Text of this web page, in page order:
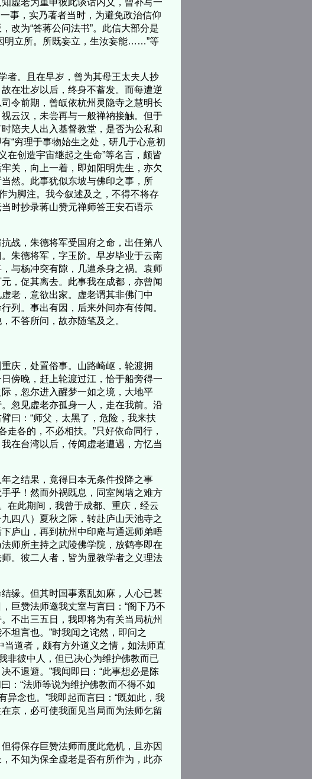
虚老为重申彼此谈话内义，曾补写一
事，实乃著者当时，为避免政治信仰
改为“答蒋公问法书”。此信大部分是
明立所。所既妄立，生汝妄能……”等
者。且在早岁，曾为其母王太夫人抄
在壮岁以后，终身不蓄发。而每遭逆
令前期，曾皈依杭州灵隐寺之慧明长
云汉，未尝再与一般禅衲接触。但于
陪夫人出入基督教堂，是否为公私和
“穷理于事物始生之处，研几于心意初
在创造宇宙继起之生命”等名言，颇皆
关，向上一着，即如阳明先生，亦欠
然。此事犹似东坡与佛印之事，所
为脚注。我今叙述及之，不得不将存
时抄录蒋山赞元禅师答王安石语示
战，朱德将军受国府之命，出任第八
朱德将军，字玉阶。早岁毕业于云南
与杨冲突有隙，几遭杀身之祸。袁师
，促其离去。此事我在成都，亦曾闻
老，意欲出家。虚老谓其非佛门中
列。事出有因，后来外间亦有传闻。
不答所问，故亦随笔及之。
庆，处置俗事。山路崎岖，轮渡拥
傍晚，赶上轮渡过江，恰于船旁得一
，忽尔进入醒梦一如之境，大地平
忽见虚老亦孤身一人，走在我前。沿
曰：“师父，太黑了，危险，我来扶
走各的，不必相扶。”只好依命同行，
在台湾以后，传闻虚老遭遇，方忆当
之结果，竟得日本无条件投降之事
乎！然而外祸既息，同室阋墙之难方
在此期间，我曾于成都、重庆，经云
四八）夏秋之际，转赴庐山天池寺之
庐山，再到杭州中印庵与通远师弟晤
师所主持之武陵佛学院，放鹤亭即在
。彼二人者，皆为显教学者之义理法
缘。但其时国事紊乱如麻，人心已甚
巨赞法师邀我丈室与言曰：“阁下乃不
不出三五日，我即将为有关当局杭州
坦言也。”时我闻之诧然，即问之
当道者，颇有方外道义之情，如法师直
非彼中人，但已决心为维护佛教而已
不退避。”我闻即曰：“此事想必是陈
：“法师等说为维护佛教而不得不如
异念也。”我即起而言曰：“既如此，我
京，必可使我面见当局而为法师乞留
得保存巨赞法师而度此危机，且亦因
不知为保全虚老是否有所作为，此亦